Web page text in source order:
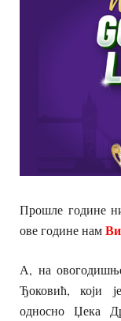
Прошле године
ове године нам
А, на
Ђоковић, који
односно Џека